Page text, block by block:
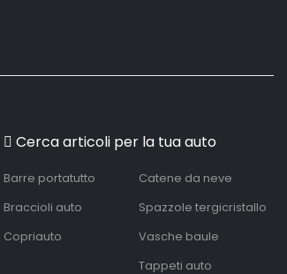
Cerca articoli per la tua auto
Barre portatutto
Braccioli auto
Copriauto
Catene da neve
Spazzole tergicristallo
Vasche baule
Tappeti auto